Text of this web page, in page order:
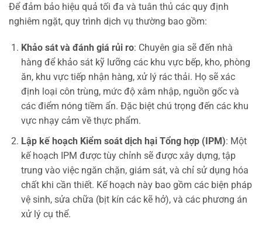
Để đảm bảo hiệu quả tối đa và tuân thủ các quy định
nghiêm ngặt, quy trình dịch vụ thường bao gồm:
Khảo sát và đánh giá rủi ro: Chuyên gia sẽ đến nhà
hàng để khảo sát kỹ lưỡng các khu vực bếp, kho, phòng
ăn, khu vực tiếp nhận hàng, xử lý rác thải. Họ sẽ xác
định loại côn trùng, mức độ xâm nhập, nguồn gốc và
các điểm nóng tiềm ẩn. Đặc biệt chú trọng đến các khu
vực nhạy cảm về thực phẩm.
Lập kế hoạch Kiểm soát dịch hại Tổng hợp (IPM): Một
kế hoạch IPM được tùy chỉnh sẽ được xây dựng, tập
trung vào việc ngăn chặn, giám sát, và chỉ sử dụng hóa
chất khi cần thiết. Kế hoạch này bao gồm các biện pháp
vệ sinh, sửa chữa (bịt kín các kẽ hở), và các phương án
xử lý cụ thể.